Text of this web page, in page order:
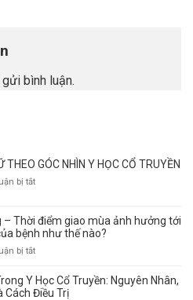
bình luận.
THEO GÓC NHÌN Y HỌC CỔ TRUYỀN
bị tắtở
TỐ
NỮ
THEO
NHÌN
Y
– Thời điểm giao mùa ảnh hưởng tới
bệnh như thế nào?
bị tắtở
phấn
hồng
Y Học Cổ Truyền: Nguyên Nhân,
Cách Điều Trị